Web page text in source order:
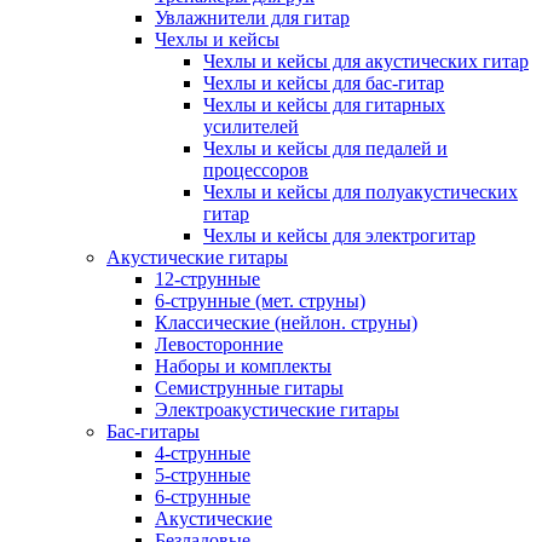
Увлажнители для гитар
Чехлы и кейсы
Чехлы и кейсы для акустических гитар
Чехлы и кейсы для бас-гитар
Чехлы и кейсы для гитарных
усилителей
Чехлы и кейсы для педалей и
процессоров
Чехлы и кейсы для полуакустических
гитар
Чехлы и кейсы для электрогитар
Акустические гитары
12-струнные
6-струнные (мет. струны)
Классические (нейлон. струны)
Левосторонние
Наборы и комплекты
Семиструнные гитары
Электроакустические гитары
Бас-гитары
4-струнные
5-струнные
6-струнные
Акустические